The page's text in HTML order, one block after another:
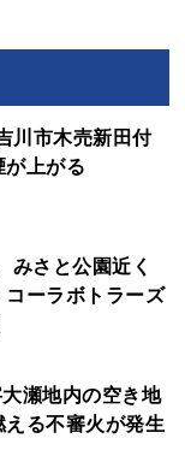
川市木売新田付
が上がる
みさと公園近く
ーラボトラーズ
瀬地内の空き地
る不審火が発生